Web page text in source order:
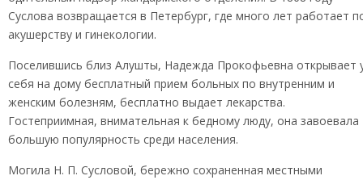
Суслова возвращается в Петербург, где много лет работает
акушерству и гинекологии.
Поселившись близ Алушты, Надежда Прокофьевна открывает
себя на дому бесплатный прием больных по внутренним и
женским болезням, бесплатно выдает лекарства.
Гостеприимная, внимательная к бедному люду, она завоевала
большую популярность среди населения.
Могила Н. П. Сусловой, бережно сохраненная местными